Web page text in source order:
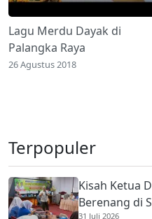
Lagu Merdu Dayak di
Palangka Raya
26 Agustus 2018
Terpopuler
Kisah Ketua
Berenang di
31 Juli 2026